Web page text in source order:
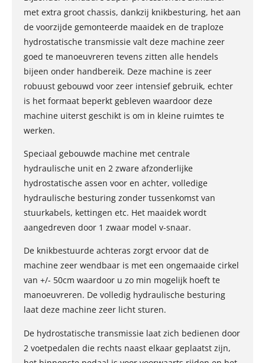
met extra groot chassis, dankzij knikbesturing, het aan
de voorzijde gemonteerde maaidek en de traploze
hydrostatische transmissie valt deze machine zeer
goed te manoeuvreren tevens zitten alle hendels
bijeen onder handbereik. Deze machine is zeer
robuust gebouwd voor zeer intensief gebruik, echter
is het formaat beperkt gebleven waardoor deze
machine uiterst geschikt is om in kleine ruimtes te
werken.
Speciaal gebouwde machine met centrale
hydraulische unit en 2 zware afzonderlijke
hydrostatische assen voor en achter, volledige
hydraulische besturing zonder tussenkomst van
stuurkabels, kettingen etc. Het maaidek wordt
aangedreven door 1 zwaar model v-snaar.
De knikbestuurde achteras zorgt ervoor dat de
machine zeer wendbaar is met een ongemaaide cirkel
van +/- 50cm waardoor u zo min mogelijk hoeft te
manoeuvreren. De volledig hydraulische besturing
laat deze machine zeer licht sturen.
De hydrostatische transmissie laat zich bedienen door
2 voetpedalen die rechts naast elkaar geplaatst zijn,